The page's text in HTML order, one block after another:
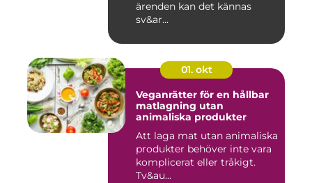
ärenden kan det kännas
sv&ar...
01. okt
Veganrätter för en hållbar
matlagning utan
animaliska produkter
Att laga mat utan animaliska
produkter behöver inte vara
komplicerat eller tråkigt.
Tv&au...